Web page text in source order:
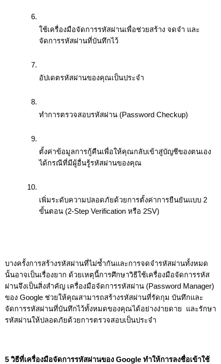
ใช้เครื่องมือจัดการรหัสผ่านเพื่อช่วยสร้าง จดจำ และ
จัดการรหัสผ่านที่บันทึกไว้
อัปเดตรหัสผ่านของคุณเป็นประจำ
ทำการตรวจสอบรหัสผ่าน (Password Checkup)
ตั้งค่าข้อมูลการกู้คืนเพื่อให้คุณกลับเข้าสู่บัญชีของตนเอง
ได้กรณีที่มีผู้อื่นรู้รหัสผ่านของคุณ
เพิ่มระดับความปลอดภัยด้วยการตั้งค่าการยืนยันแบบ 2
ขั้นตอน (2-Step Verification หรือ 2SV)
บางครั้งการสร้างรหัสผ่านที่ไม่ซ้ำกันและการจดจำรหัสผ่านทั้งหมด
นั้นอาจเป็นเรื่องยาก ด้วยเหตุนี้การศึกษาวิธีใช้เครื่องมือจัดการรหัส
ผ่านจึงเป็นสิ่งสำคัญ เครื่องมือจัดการรหัสผ่าน (Password Manager)
ของ Google ช่วยให้คุณสามารถสร้างรหัสผ่านที่รัดกุม บันทึกและ
จัดการรหัสผ่านที่บันทึกไว้ทั้งหมดของคุณได้อย่างง่ายดาย  และรักษา
รหัสผ่านให้ปลอดภัยด้วยการตรวจสอบเป็นประจำ
5 วิธีที่เครื่องมือจัดการรหัสผ่านของ Google ทำให้การลงชื่อเข้าใช้